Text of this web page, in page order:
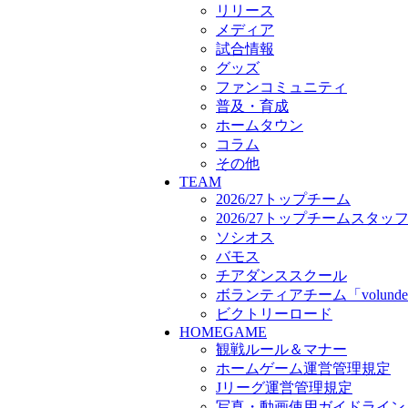
ボランティアチーム「
ビクトリーロード
HOMEGAME
観戦ルール＆マナー
ホームゲーム運営管理規定
Jリーグ運営管理規定
写真・動画使用ガイドライン
ロートフィールド奈良
SCHEDULE
2026/27
練習見学時のファンサービス
TICKET
奈良クラブ明治安田J3リーグ
奈良クラブ明治安田Ｊ3リー
観戦ルール＆マナー
FANCOMMUNITY
2026/27ファンコミュニティ
サポートショップ
GOODS
オフィシャルストア（実店舗
オンラインストア
ACADEMY
リリース
メディア
試合情報
グッズ
ファンコミュニティ
普及・育成
ホームタウン
コラム
その他
TEAM
2026/27トップチーム
2026/27トップチームスタッフ
ソシオス
バモス
チアダンススクール
ボランティアチーム「
ビクトリーロード
HOMEGAME
観戦ルール＆マナー
ホームゲーム運営管理規定
Jリーグ運営管理規定